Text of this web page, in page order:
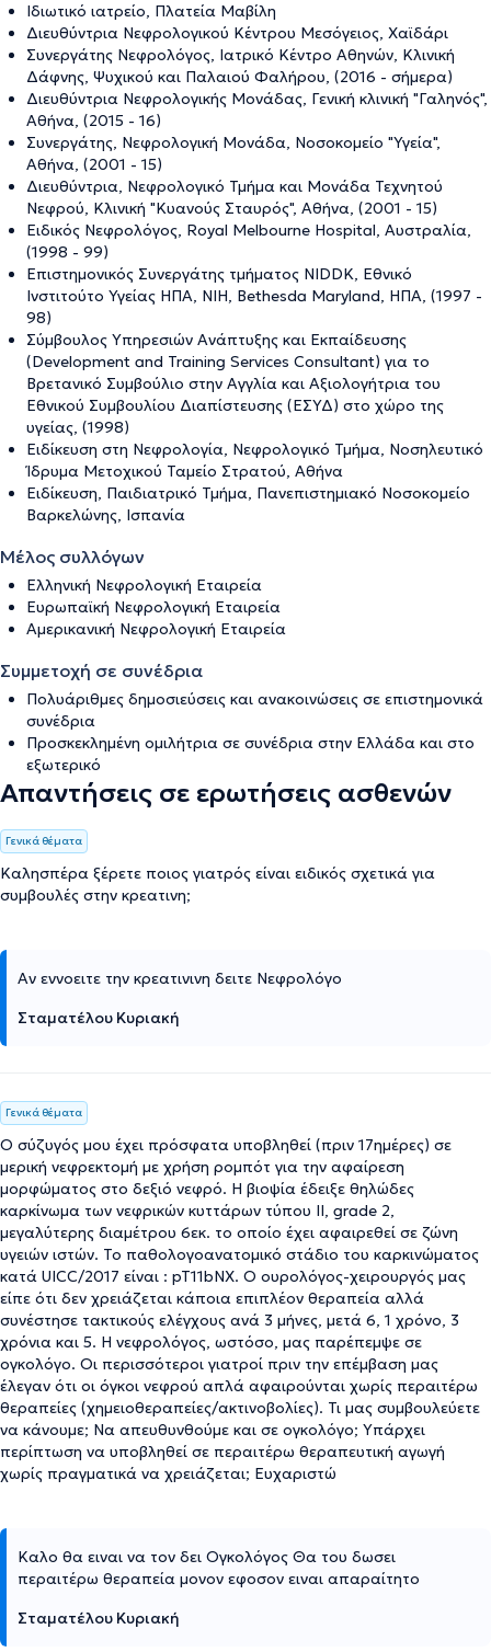
Ιδιωτικό ιατρείο, Πλατεία Μαβίλη
Διευθύντρια Νεφρολογικού Κέντρου Μεσόγειος, Χαϊδάρι
Συνεργάτης Νεφρολόγος, Ιατρικό Κέντρο Αθηνών, Κλινική
Δάφνης, Ψυχικού και Παλαιού Φαλήρου, (2016 - σήμερα)
Διευθύντρια Νεφρολογικής Μονάδας, Γενική κλινική "Γαληνός",
Αθήνα, (2015 - 16)
Συνεργάτης, Νεφρολογική Μονάδα, Νοσοκομείο "Υγεία",
Αθήνα, (2001 - 15)
Διευθύντρια, Νεφρολογικό Τμήμα και Μονάδα Τεχνητού
Νεφρού, Κλινική "Κυανούς Σταυρός", Αθήνα, (2001 - 15)
Ειδικός Νεφρολόγος, Royal Melbourne Hospital, Αυστραλία,
(1998 - 99)
Επιστημονικός Συνεργάτης τμήματος NIDDK, Εθνικό
Ινστιτούτο Υγείας ΗΠΑ, NIH, Bethesda Maryland, ΗΠΑ, (1997 -
98)
Σύμβουλος Υπηρεσιών Ανάπτυξης και Εκπαίδευσης
(Development and Training Services Consultant) για το
Βρετανικό Συμβούλιο στην Αγγλία και Αξιολογήτρια του
Εθνικού Συμβουλίου Διαπίστευσης (ΕΣΥΔ) στο χώρο της
υγείας, (1998)
Ειδίκευση στη Νεφρολογία, Νεφρολογικό Τμήμα, Νοσηλευτικό
Ίδρυμα Μετοχικού Ταμείο Στρατού, Αθήνα
Ειδίκευση, Παιδιατρικό Τμήμα, Πανεπιστημιακό Νοσοκομείο
Βαρκελώνης, Ισπανία
Μέλος συλλόγων
Ελληνική Νεφρολογική Εταιρεία
Ευρωπαϊκή Νεφρολογική Εταιρεία
Αμερικανική Νεφρολογική Εταιρεία
Συμμετοχή σε συνέδρια
Πολυάριθμες δημοσιεύσεις και ανακοινώσεις σε επιστημονικά
συνέδρια
Προσκεκλημένη ομιλήτρια σε συνέδρια στην Ελλάδα και στο
εξωτερικό
Απαντήσεις σε ερωτήσεις ασθενών
Γενικά θέματα
Καλησπέρα ξέρετε ποιος γιατρός είναι ειδικός σχετικά για
συμβουλές στην κρεατινη;
Αν εννοειτε την κρεατινινη δειτε Νεφρολόγο
Σταματέλου Κυριακή
Γενικά θέματα
Ο σύζυγός μου έχει πρόσφατα υποβληθεί (πριν 17ημέρες) σε
μερική νεφρεκτομή με χρήση ρομπότ για την αφαίρεση
μορφώματος στο δεξιό νεφρό. Η βιοψία έδειξε θηλώδες
καρκίνωμα των νεφρικών κυττάρων τύπου ΙΙ, grade 2,
μεγαλύτερης διαμέτρου 6εκ. το οποίο έχει αφαιρεθεί σε ζώνη
υγειών ιστών. Το παθολογοανατομικό στάδιο του καρκινώματος
κατά UICC/2017 είναι : pT11bNX. Ο ουρολόγος-χειρουργός μας
είπε ότι δεν χρειάζεται κάποια επιπλέον θεραπεία αλλά
συνέστησε τακτικούς ελέγχους ανά 3 μήνες, μετά 6, 1 χρόνο, 3
χρόνια και 5. Η νεφρολόγος, ωστόσο, μας παρέπεμψε σε
ογκολόγο. Οι περισσότεροι γιατροί πριν την επέμβαση μας
έλεγαν ότι οι όγκοι νεφρού απλά αφαιρούνται χωρίς περαιτέρω
θεραπείες (χημειοθεραπείες/ακτινοβολίες). Τι μας συμβουλεύετε
να κάνουμε; Να απευθυνθούμε και σε ογκολόγο; Υπάρχει
περίπτωση να υποβληθεί σε περαιτέρω θεραπευτική αγωγή
χωρίς πραγματικά να χρειάζεται; Ευχαριστώ
Καλο θα ειναι να τον δει Ογκολόγος Θα του δωσει
περαιτέρω θεραπεία μονον εφοσον ειναι απαραίτητο
Σταματέλου Κυριακή